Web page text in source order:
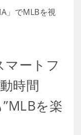
」でMLBを視
ートフ
時間
を楽